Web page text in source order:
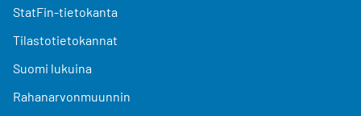
StatFin-tietokanta
Tilastotietokannat
Suomi lukuina
Rahanarvonmuunnin